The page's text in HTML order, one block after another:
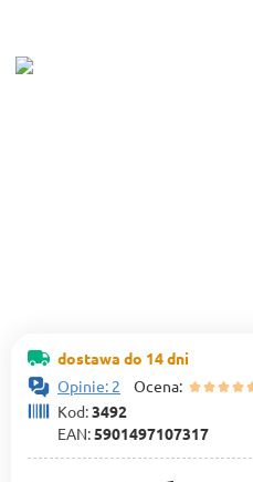
dostawa do 14 dni
Opinie: 2 Ocena:
Kod:3492
EAN:5901497107317